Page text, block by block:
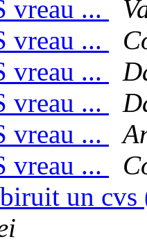
vreau ...
vreau ...
vreau ...
vreau ...
vreau ...
vreau ...
un cvs